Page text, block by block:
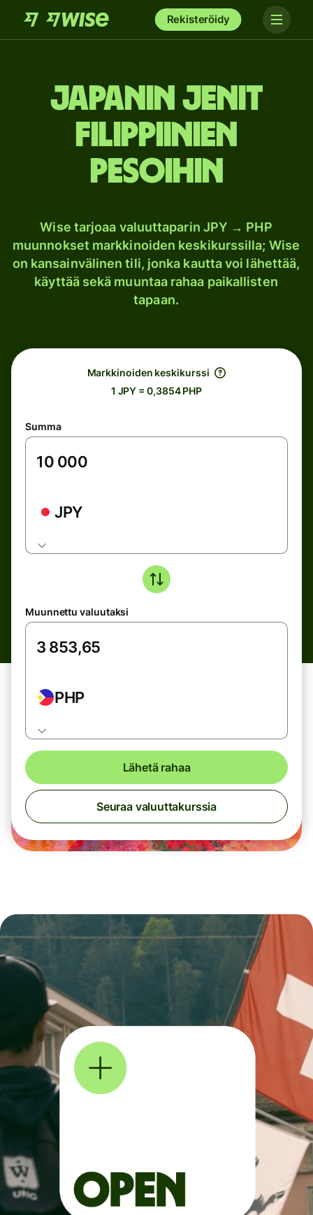
Rekisteröidy
Japanin jenit
Filippiinien
pesoihin
Wise tarjoaa valuuttaparin JPY → PHP
muunnokset markkinoiden keskikurssilla; Wise
on kansainvälinen tili, jonka kautta voi lähettää,
käyttää sekä muuntaa rahaa paikallisten
tapaan.
Markkinoiden keskikurssi
1 JPY = 0,3854 PHP
Summa
JPY
Muunnettu valuutaksi
PHP
Lähetä rahaa
Seuraa valuuttakurssia